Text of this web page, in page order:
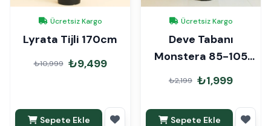
Ücretsiz Kargo
Lyrata Tijli 170cm
₺10,999 ₺9,499
Sepete Ekle
Ücretsiz Kargo
Deve Tabanı
Monstera 85-105
cm
₺2,199 ₺1,999
Sepete Ekle